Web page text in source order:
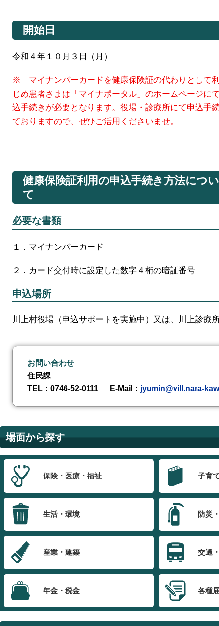
開始日
令和４年１０月３日（月）
※ マイナンバーカードを健康保険証の代わりとして
じめ患者さまは「マイナポータル」のホームページに
込手続きが必要となります。役場・診療所にて申込手
ておりますので、ぜひご活用くださいませ。
健康保険証利用の申込手続き方法につい
て
必要な書類
１．マイナンバーカード
２．カード交付時に設定した数字４桁の暗証番号
申込場所
川上村役場（申込サポートを実施中）又は、川上診療
お問い合わせ
住民課
TEL ：0746-52-0111 E-Mail ： jyumin@vill.nara-
場面から探す
保険・医療・福祉 子育
生活・環境 防災
産業・建築 交通
年金・税金 各種